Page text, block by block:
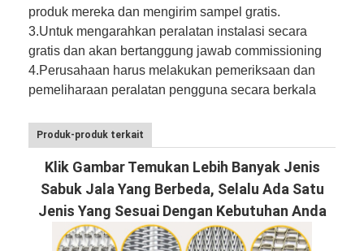
produk mereka dan mengirim sampel gratis.
3.Untuk mengarahkan peralatan instalasi secara
gratis dan akan bertanggung jawab commissioning
4.Perusahaan harus melakukan pemeriksaan dan
pemeliharaan peralatan pengguna secara berkala
Produk-produk terkait
Klik Gambar Temukan Lebih Banyak Jenis
Sabuk Jala Yang Berbeda, Selalu Ada Satu
Jenis Yang Sesuai Dengan Kebutuhan Anda